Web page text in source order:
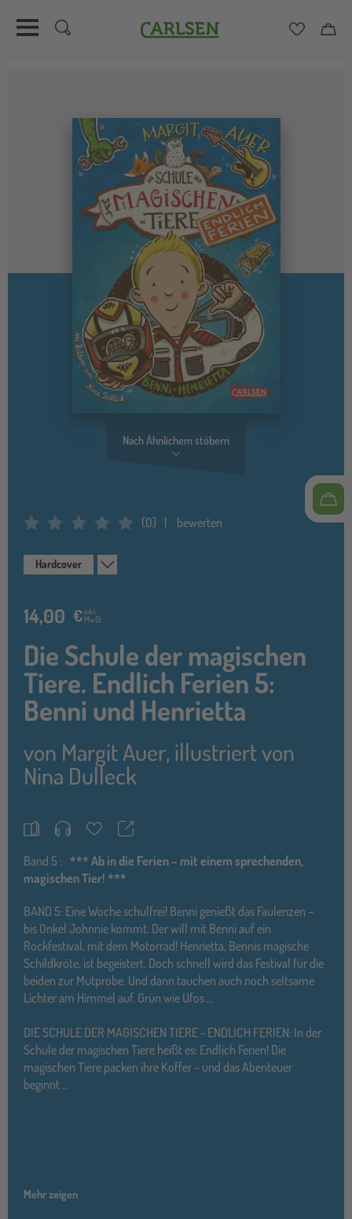
Carlsen
Nach Ähnlichem stöbern
Average Rating: 0 (0) bewerten
Hardcover
14,00 €inkl.
MwSt.
Die Schule der magischen
Tiere. Endlich Ferien 5:
Benni und Henrietta
von Margit Auer, illustriert von
Nina Dulleck
MerkzettelTeilen
Band 5 : *** Ab in die Ferien – mit einem sprechenden,
magischen Tier! ***
BAND 5: Eine Woche schulfrei! Benni genießt das Faulenzen –
bis Onkel Johnnie kommt. Der will mit Benni auf ein
Rockfestival, mit dem Motorrad! Henrietta, Bennis magische
Schildkröte, ist begeistert. Doch schnell wird das Festival für die
beiden zur Mutprobe. Und dann tauchen auch noch seltsame
Lichter am Himmel auf. Grün wie Ufos …
DIE SCHULE DER MAGISCHEN TIERE - ENDLICH FERIEN: In der
Schule der magischen Tiere heißt es: Endlich Ferien! Die
magischen Tiere packen ihre Koffer – und das Abenteuer
beginnt …
Mehr zeigen